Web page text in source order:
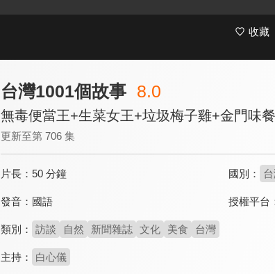
收藏
台灣1001個故事 8.0
無毒便當王+生菜女王+垃圾梅子雞+金門味
更新至第 706 集
片長： 50 分鐘 國別：
發音： 國語 授權平台
類別： 訪談 自然 新聞雜誌 文化 美食 台灣
主持： 白心儀